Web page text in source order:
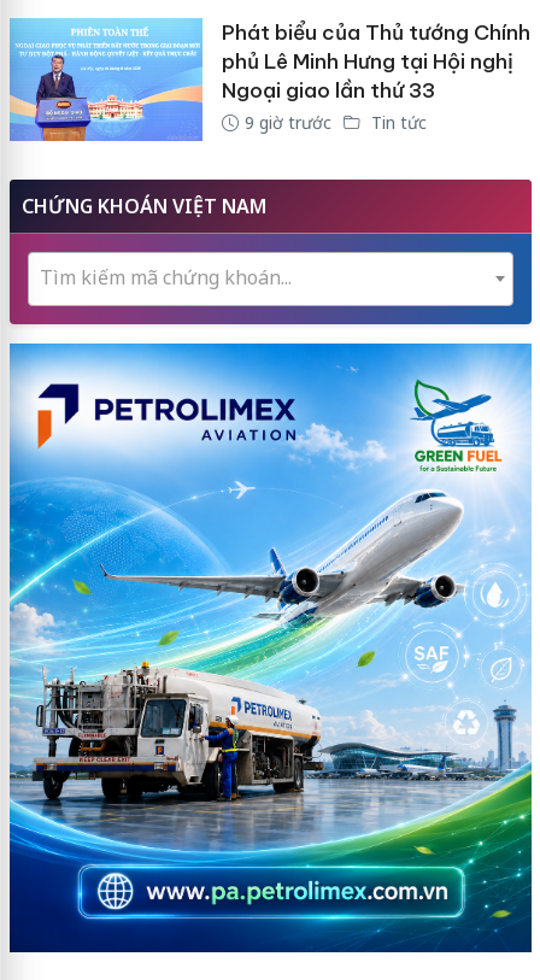
Phát biểu của Thủ tướng Chính
phủ Lê Minh Hưng tại Hội nghị
Ngoại giao lần thứ 33
9 giờ trước Tin tức
CHỨNG KHOÁN VIỆT NAM
Tìm kiếm mã chứng khoán...